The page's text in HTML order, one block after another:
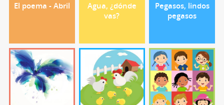
El poema - Abril
Agua, ¿dónde
vas?
Pegasos, lindos
pegasos